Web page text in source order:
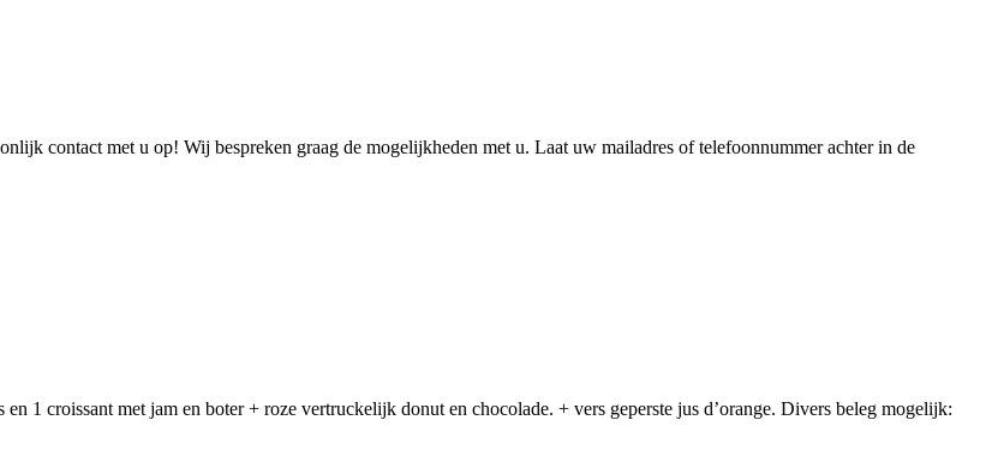
contact met u op! Wij bespreken graag de mogelijkheden met u. Laat uw mailadres of telefoonnummer achter in de
1 croissant met jam en boter + roze vertruckelijk donut en chocolade. + vers geperste jus d’orange. Divers beleg mogelijk: